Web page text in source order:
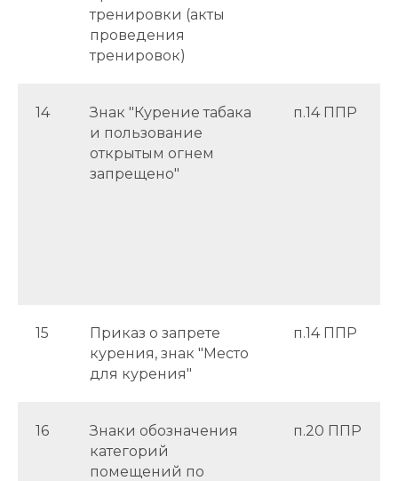
тренировки (акты
проведения
тренировок)
14
Знак "Курение табака
и пользование
открытым огнем
запрещено"
п.14 ППР
15
Приказ о запрете
курения, знак "Место
для курения"
п.14 ППР
16
Знаки обозначения
категорий
помещений по
п.20 ППР